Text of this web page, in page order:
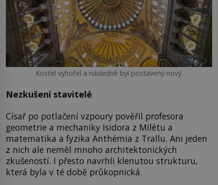
Kostel vyhořel a následně byl postavený nový.
Nezkušení stavitelé
Císař po potlačení vzpoury pověřil profesora
geometrie a mechaniky Isidora z Milétu a
matematika a fyzika Anthémia z Trallu. Ani jeden
z nich ale neměl mnoho architektonických
zkušeností. I přesto navrhli klenutou strukturu,
která byla v té době průkopnická.